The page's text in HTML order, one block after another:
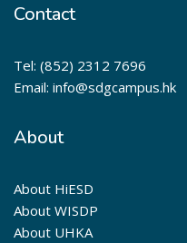
Contact
Tel: (852) 2312 7696
Email: info@sdgcampus.hk
About
About HiESD
About WISDP
About UHKA